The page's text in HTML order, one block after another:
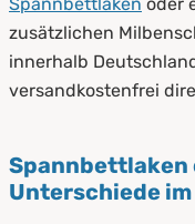
zusätzlichen
innerhalb
versandkostenfrei
Spannbettlaken
Unterschiede